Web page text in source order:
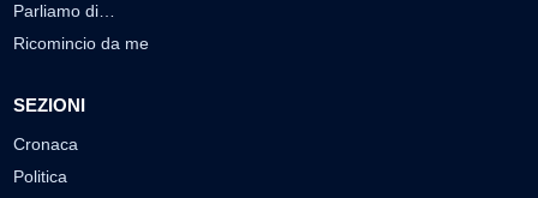
Parliamo di…
Ricomincio da me
SEZIONI
Cronaca
Politica